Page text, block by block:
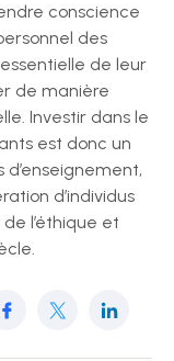
conscience
des
de leur
de manière
Investir dans le
est donc un
d’individus
l’éthique et